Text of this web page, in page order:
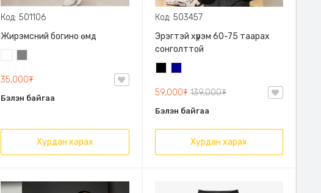
Код: 501106
Жирэмсний богино өмд
35,000₮
Бэлэн байгаа
Хурдан харах
Код: 503457
Эрэгтэй хүрэм 60-75 таарах
сонголттой
59,000₮139,000₮
Бэлэн байгаа
Хурдан харах